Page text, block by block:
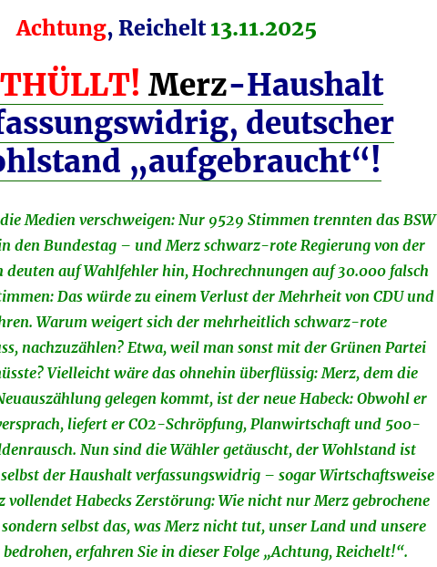
Achtung, Reichelt13.11.2025
Merz-Haushalt
deutscher
„aufgebraucht“!
Medien verschweigen: Nur 9529 Stimmen trennten das BSW
den Bundestag – und Merz schwarz-rote Regierung von der
deuten auf Wahlfehler hin, Hochrechnungen auf 30.000 falsch
Das würde zu einem Verlust der Mehrheit von CDU und
Warum weigert sich der mehrheitlich schwarz-rote
nachzuzählen? Etwa, weil man sonst mit der Grünen Partei
Vielleicht wäre das ohnehin überflüssig: Merz, dem die
gelegen kommt, ist der neue Habeck: Obwohl er
liefert er CO2-Schröpfung, Planwirtschaft und 500-
Nun sind die Wähler getäuscht, der Wohlstand ist
der Haushalt verfassungswidrig – sogar Wirtschaftsweise
vollendet Habecks Zerstörung: Wie nicht nur Merz gebrochene
sondern selbst das, was Merz nicht tut, unser Land und unsere
erfahren Sie in dieser Folge „Achtung, Reichelt!“.